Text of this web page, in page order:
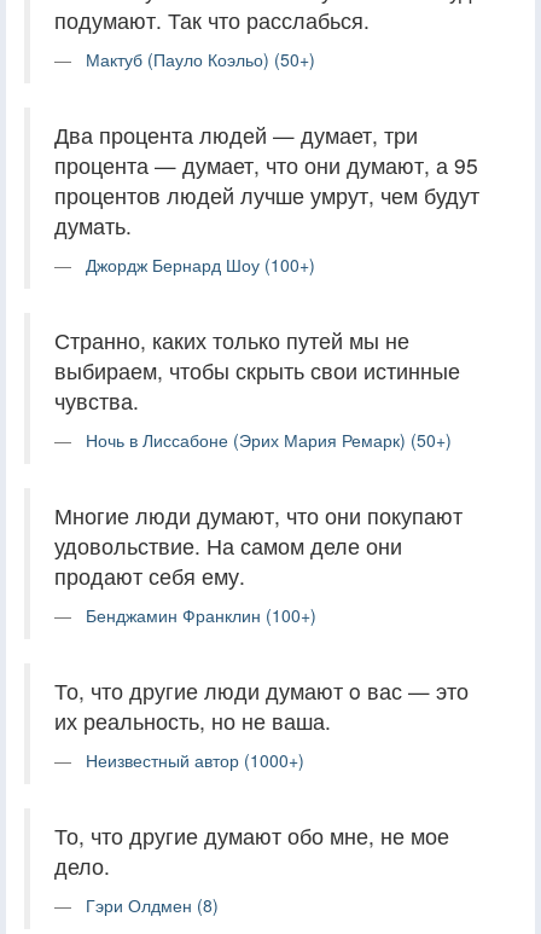
подумают. Так что расслабься.
Мактуб (Пауло Коэльо) (50+)
Два процента людей — думает, три
процента — думает, что они думают, а 95
процентов людей лучше умрут, чем будут
думать.
Джордж Бернард Шоу (100+)
Странно, каких только путей мы не
выбираем, чтобы скрыть свои истинные
чувства.
Ночь в Лиссабоне (Эрих Мария Ремарк) (50+)
Многие люди думают, что они покупают
удовольствие. На самом деле они
продают себя ему.
Бенджамин Франклин (100+)
То, что другие люди думают o вас — это
их реальность, но не ваша.
Неизвестный автор (1000+)
То, что другие думают обо мне, не мое
дело.
Гэри Олдмен (8)